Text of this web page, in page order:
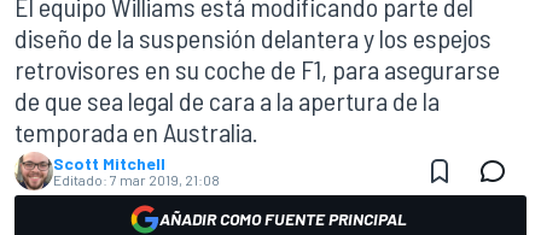
diseño de la suspensión delantera y los espejos
retrovisores en su coche de F1, para asegurarse
de que sea legal de cara a la apertura de la
temporada en Australia.
Scott Mitchell
Editado: 7 mar 2019, 21:08
AÑADIR COMO FUENTE PRINCIPAL